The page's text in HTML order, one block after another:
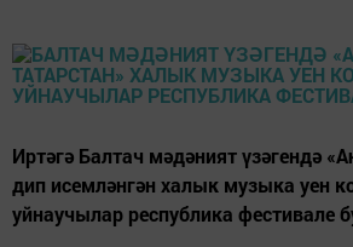
Иртәгә Балтач мәдәният үзәгендә
дип исемләнгән халык музыка уен
уйнаучылар республика фестивале